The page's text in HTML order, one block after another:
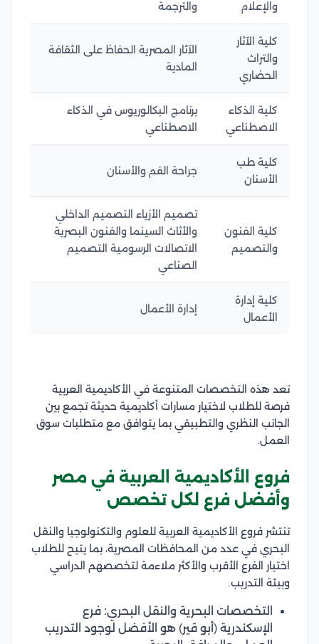
والإعلام
والترجمة
كلية الآثار
والتراث
الحضاري
الآثار المصرية الحفاظ على الثقافة
المادية
كلية الذكاء
الاصطناعي
برنامج البكالوريوس في الذكاء
الاصطناعي
كلية طب
الأسنان
جراحة الفم والأسنان
كلية الفنون
والتصميم
تصميم الأزياء التصميم الداخلي
والأثاث السينما والفنون البصرية
الاتصالات الرسومية التصميم
الصناعي
كلية إدارة
الأعمال
إدارة الأعمال
تعد هذه التخصصات المتنوعة في الأكاديمية العربية
فرصة للطلاب لاختيار مسارات أكاديمية حديثة تجمع بين
الجانب النظري والتطبيقي بما يتوافق مع متطلبات سوق
العمل.
فروع الأكاديمية العربية في مصر
وأفضل فرع لكل تخصص
تنتشر فروع الأكاديمية العربية للعلوم والتكنولوجيا والنقل
البحري في عدد من المحافظات المصرية، بما يتيح للطلاب
اختيار الفرع الأقرب والأكثر ملاءمة لتخصصهم الدراسي
وبيئة التدريب.
التخصصات البحرية والنقل البحري: فرع
الإسكندرية (أبو قير) هو الأفضل لوجود التدريب